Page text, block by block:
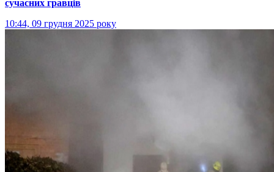
сучасних гравців
10:44, 09 грудня 2025 року